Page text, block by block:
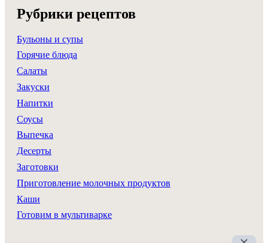
Рубрики рецептов
Бульоны и супы
Горячие блюда
Салаты
Закуски
Напитки
Соусы
Выпечка
Десерты
Заготовки
Приготовление молочных продуктов
Каши
Готовим в мультиварке